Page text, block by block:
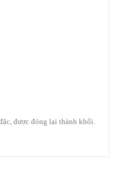
được đóng lại thành khối.